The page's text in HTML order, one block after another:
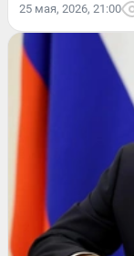
25 мая, 2026, 21:00